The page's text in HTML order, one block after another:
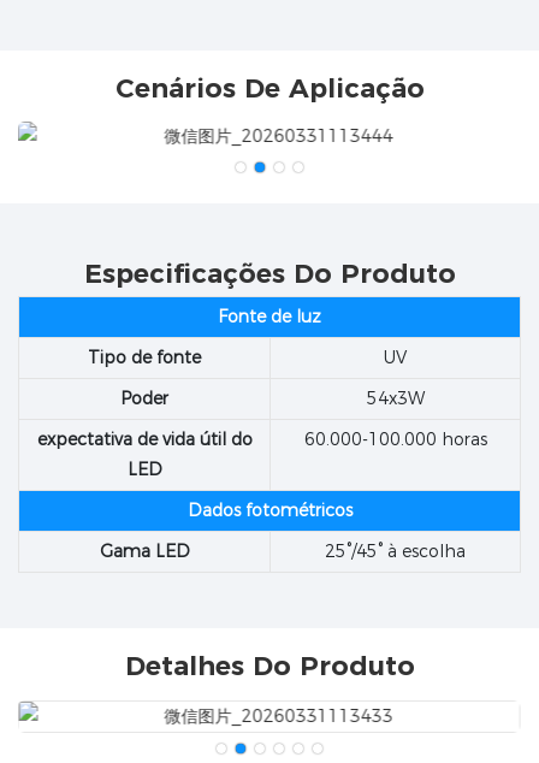
Cenários De Aplicação
Especificações Do Produto
Fonte de luz
Tipo de fonte
UV
Poder
54x3W
expectativa de vida útil do
LED
60.000-100.000 horas
Dados fotométricos
Gama LED
25°/45° à escolha
Detalhes Do Produto